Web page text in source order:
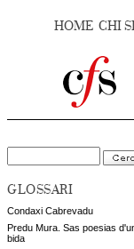
HOME CHI
GLOSSARI
Condaxi Cabrevadu
Predu Mura. Sas poesias
bida